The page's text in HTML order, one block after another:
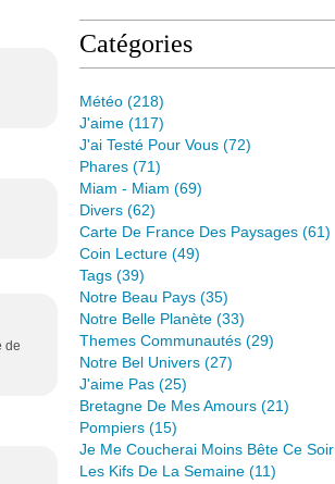
de
Catégories
Météo (218)
J'aime (117)
J'ai Testé Pour Vous (72)
Phares (71)
Miam - Miam (69)
Divers (62)
Carte De France Des Paysages (61)
Coin Lecture (49)
Tags (39)
Notre Beau Pays (35)
Notre Belle Planète (33)
Themes Communautés (29)
Notre Bel Univers (27)
J'aime Pas (25)
Bretagne De Mes Amours (21)
Pompiers (15)
Je Me Coucherai Moins Bête Ce Soir
Les Kifs De La Semaine (11)